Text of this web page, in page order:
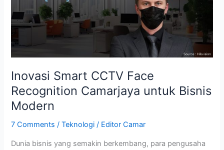
Inovasi Smart CCTV Face
Recognition Camarjaya untuk Bisnis
Modern
7 Comments /Teknologi / Editor Camar
Dunia bisnis yang semakin berkembang, para pengusaha
Recognition
Camarjaya
untuk
Bisnis
Modern